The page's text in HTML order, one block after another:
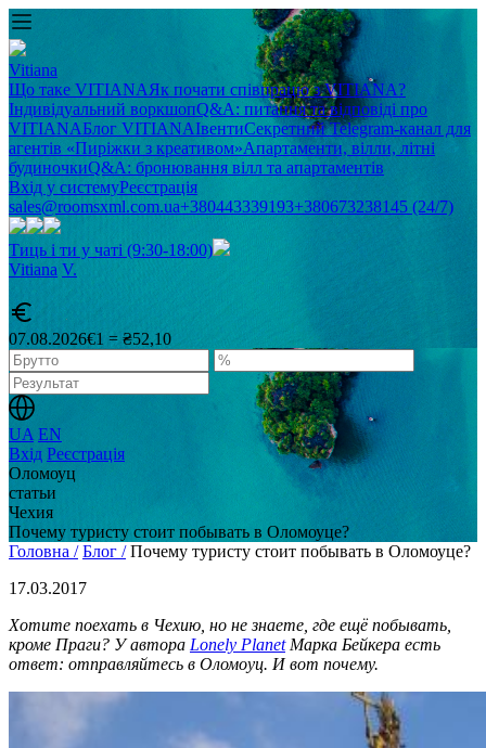
Vitiana
Що таке VITIANAЯк почати співпрацю з VITIANA?
Індивідуальний воркшопQ&A: питання та відповіді про
VITIANAБлог VITIANAІвентиСекретний Telegram-канал для
агентів «Пиріжки з креативом»Апартаменти, вілли, літні
будиночкиQ&A: бронювання вілл та апартаментів
Вхід у системуРеєстрація
sales@roomsxml.com.ua+380443339193+380673238145 (24/7)
Тиць і ти у чаті (9:30-18:00)
Vitiana V.
07.08.2026€1 = ₴52,10
UA EN
Вхід Реєстрація
Оломоуц
статьи
Чехия
Почему туристу стоит побывать в Оломоуце?
Головна / Блог / Почему туристу стоит побывать в Оломоуце?
17.03.2017
Хотите поехать в Чехию, но не знаете, где ещё побывать,
кроме Праги? У автора Lonely PlanetМарка Бейкера есть
ответ: отправляйтесь в Оломоуц. И вот почему.